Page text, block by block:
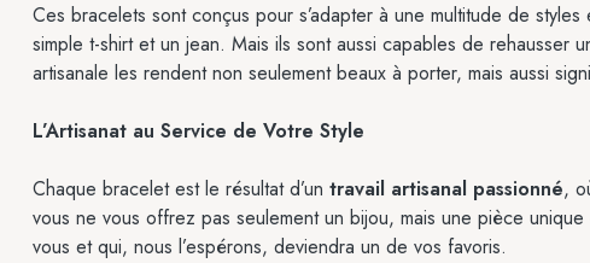
Ces bracelets sont conçus pour s’adapter à une multitude de
simple t-shirt et un jean. Mais ils sont aussi capables de
artisanale les rendent non seulement beaux à porter, mais aussi
L’Artisanat au Service de Votre Style
Chaque bracelet est le résultat d’un travail artisanal passionné,
vous ne vous offrez pas seulement un bijou, mais une pièce
vous et qui, nous l’espérons, deviendra un de vos favoris.